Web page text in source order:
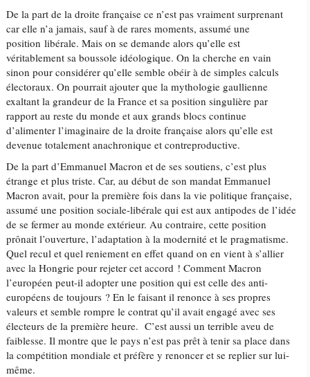
De la part de la droite française ce n’est pas vraiment surprenant
car elle n’a jamais, sauf à de rares moments, assumé une
position libérale. Mais on se demande alors qu’elle est
véritablement sa boussole idéologique. On la cherche en vain
sinon pour considérer qu’elle semble obéir à de simples calculs
électoraux. On pourrait ajouter que la mythologie gaullienne
exaltant la grandeur de la France et sa position singulière par
rapport au reste du monde et aux grands blocs continue
d’alimenter l’imaginaire de la droite française alors qu’elle est
devenue totalement anachronique et contreproductive.
De la part d’Emmanuel Macron et de ses soutiens, c’est plus
étrange et plus triste. Car, au début de son mandat Emmanuel
Macron avait, pour la première fois dans la vie politique française,
assumé une position sociale-libérale qui est aux antipodes de l’idée
de se fermer au monde extérieur. Au contraire, cette position
prônait l’ouverture, l’adaptation à la modernité et le pragmatisme.
Quel recul et quel reniement en effet quand on en vient à s’allier
avec la Hongrie pour rejeter cet accord ! Comment Macron
l’européen peut-il adopter une position qui est celle des anti-
européens de toujours ? En le faisant il renonce à ses propres
valeurs et semble rompre le contrat qu’il avait engagé avec ses
électeurs de la première heure. C’est aussi un terrible aveu de
faiblesse. Il montre que le pays n’est pas prêt à tenir sa place dans
la compétition mondiale et préfère y renoncer et se replier sur lui-
même.